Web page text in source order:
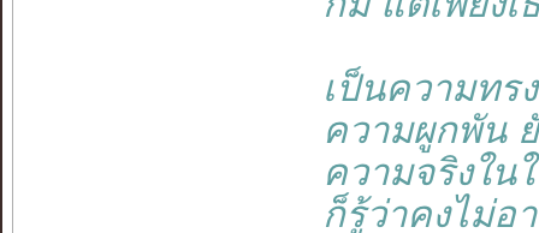
เป็นความทร
ความผูกพัน
ความจริงใน
ก็รู้ว่าคงไม่อ